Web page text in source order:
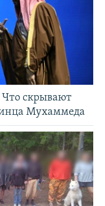
скрывают
Мухаммеда